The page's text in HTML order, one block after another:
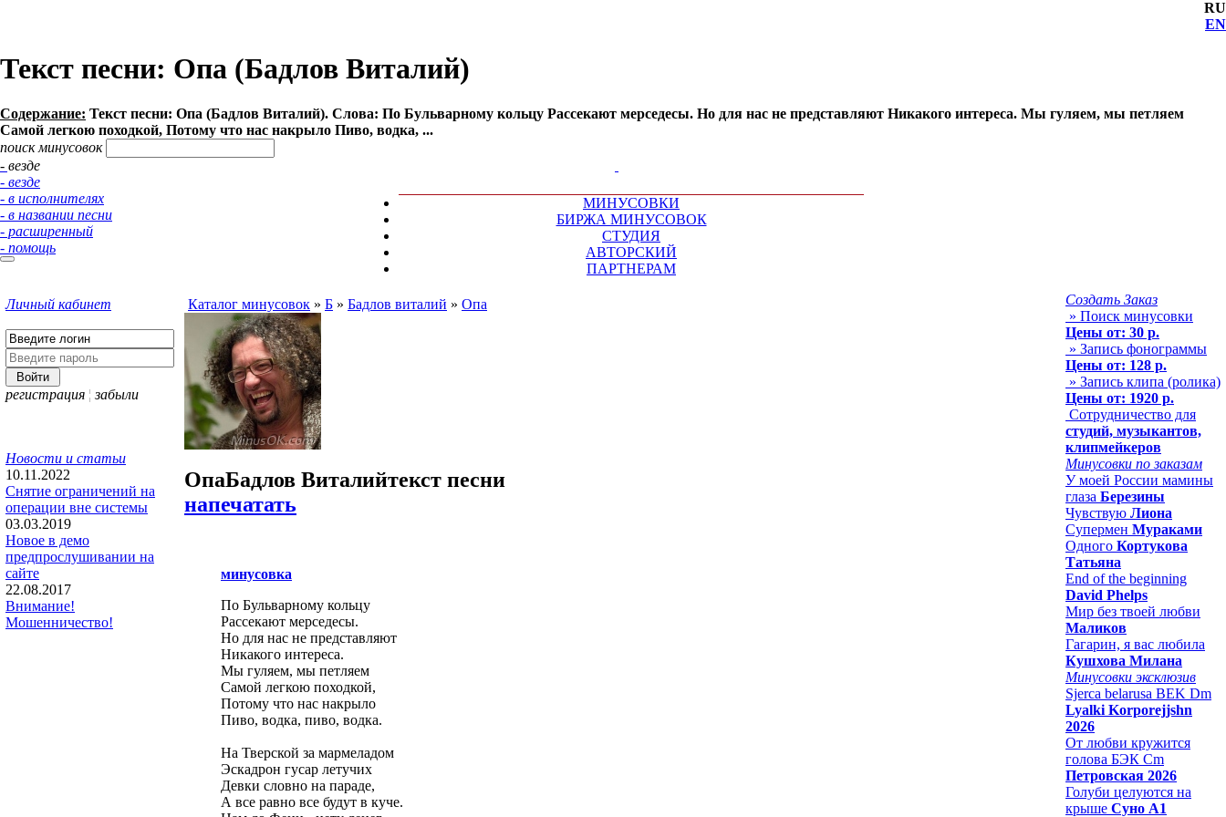
RU
EN
Текст песни: Oпa (Бадлов Виталий)
Содержание: Текст песни: Oпa (Бадлов Виталий). Слова: По Бульварному кольцу Рассекают мерседесы. Но для нас не представляют Никакого интереса. Мы гуляем, мы петляем
Самой легкою походкой, Потому что нас накрыло Пиво, водка, ...
поиск минусовок
- везде
- везде
- в исполнителях
- в названии песни
- расширенный
- помощь
МИНУСОВКИ
БИРЖА МИНУСОВОК
СТУДИЯ
АВТОРСКИЙ
ПАРТНЕРАМ
Личный кабинет
регистрация ¦ забыли
Новости и статьи
10.11.2022
Снятие ограничений на
операции вне системы
03.03.2019
Новое в демо
предпрослушивании на
сайте
22.08.2017
Внимание!
Мошенничество!
Каталог минусовок » Б » Бадлов виталий » Oпa
OпaБадлов Виталийтекст песни
напечатать
минусовка
По Бульварному кольцу
Рассекают мерседесы.
Но для нас не представляют
Никакого интереса.
Мы гуляем, мы петляем
Самой легкою походкой,
Потому что нас накрыло
Пиво, водка, пиво, водка.
На Тверской за мармеладом
Эскадрон гусар летучих
Девки словно на параде,
А все равно все будут в куче.
Создать Заказ
» Поиск минусовки
Цены от: 30 р.
» Запись фонограммы
Цены от: 128 р.
» Запись клипа (ролика)
Цены от: 1920 р.
Сотрудничество для
студий, музыкантов,
клипмейкеров
Минусовки по заказам
У моей России мамины
глаза Березины
Чувствую Лиона
Супермен Мураками
Одного Кортукова
Татьяна
End of the beginning
David Phelps
Мир без твоей любви
Маликов
Гагарин, я вас любила
Кушхова Милана
Минусовки эксклюзив
Sjerca belarusa BEK Dm
Lyalki Korporejjshn
2026
От любви кружится
голова БЭК Cm
Петровская 2026
Голуби целуются на
крыше Суно А1